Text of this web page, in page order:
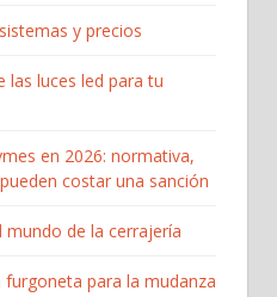
y precios
las luces led para tu
en 2026: normativa,
costar una sanción
de la cerrajería
para la mudanza